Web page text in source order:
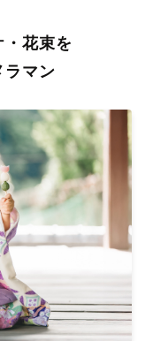
心の価格設定です。オ
影技術やホスピタリテ
都道府県に在籍してい
ます
さや色合いを丁寧に調
で洗練された仕上がり
た！」と思える一枚に
例をご覧ください。
花束を
ラマン